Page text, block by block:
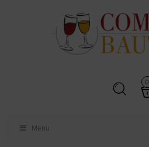
0
Menu